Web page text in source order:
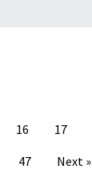
16 17
47
Next »